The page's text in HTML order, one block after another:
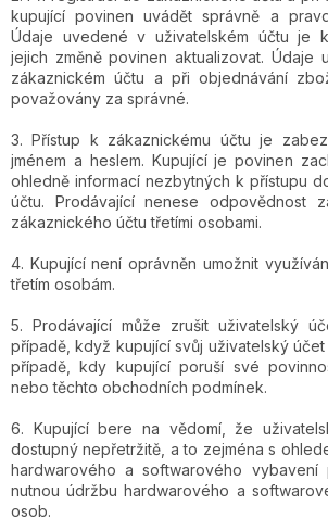
kupující povinen uvádět správně a
Údaje uvedené v uživatelském účtu je
jejich změně povinen aktualizovat. Údaje
zákaznickém účtu a při objednávání
považovány za správné.
3. Přístup k zákaznickému účtu je
jménem a heslem. Kupující je povinen
ohledně informací nezbytných k přístupu
účtu. Prodávající nenese odpovědnost
zákaznického účtu třetími osobami.
4. Kupující není oprávněn umožnit
třetím osobám.
5. Prodávající může zrušit uživatelský
případě, když kupující svůj uživatelský
případě, kdy kupující poruší své
nebo těchto obchodních podmínek.
6. Kupující bere na vědomí, že
dostupný nepřetržitě, a to zejména s
hardwarového a softwarového vybavení
nutnou údržbu hardwarového a
osob.